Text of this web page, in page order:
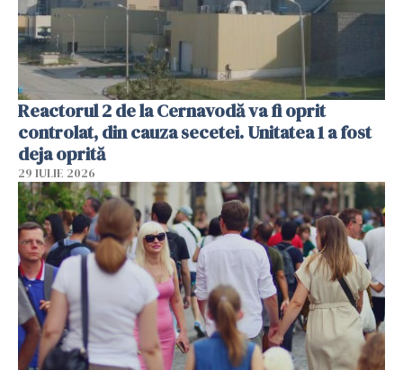
Reactorul 2 de la Cernavodă va fi oprit
controlat, din cauza secetei. Unitatea 1 a fost
deja oprită
29 IULIE 2026